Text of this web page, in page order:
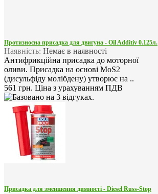
Протизносна присадка для двигуна - Oil Additiv 0.125л.
Наявність: Немає в наявності
Антифрикційна присадка до моторної
оливи. Присадка на основі MoS2
(дисульфіду молібдену) утворює на ..
561 грн. Ціна з урахуванням ПДВ
Присадка для зменшення димності - Diesel Russ-Stop